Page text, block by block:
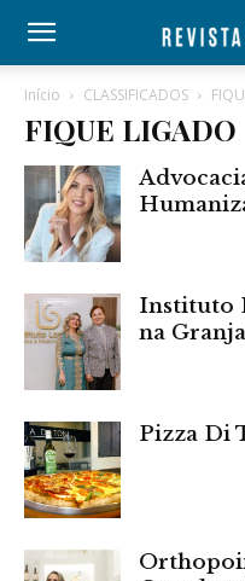
Início CLASSIFICADOS
FIQUE LIGADO
Instituto
na
Pizza Di